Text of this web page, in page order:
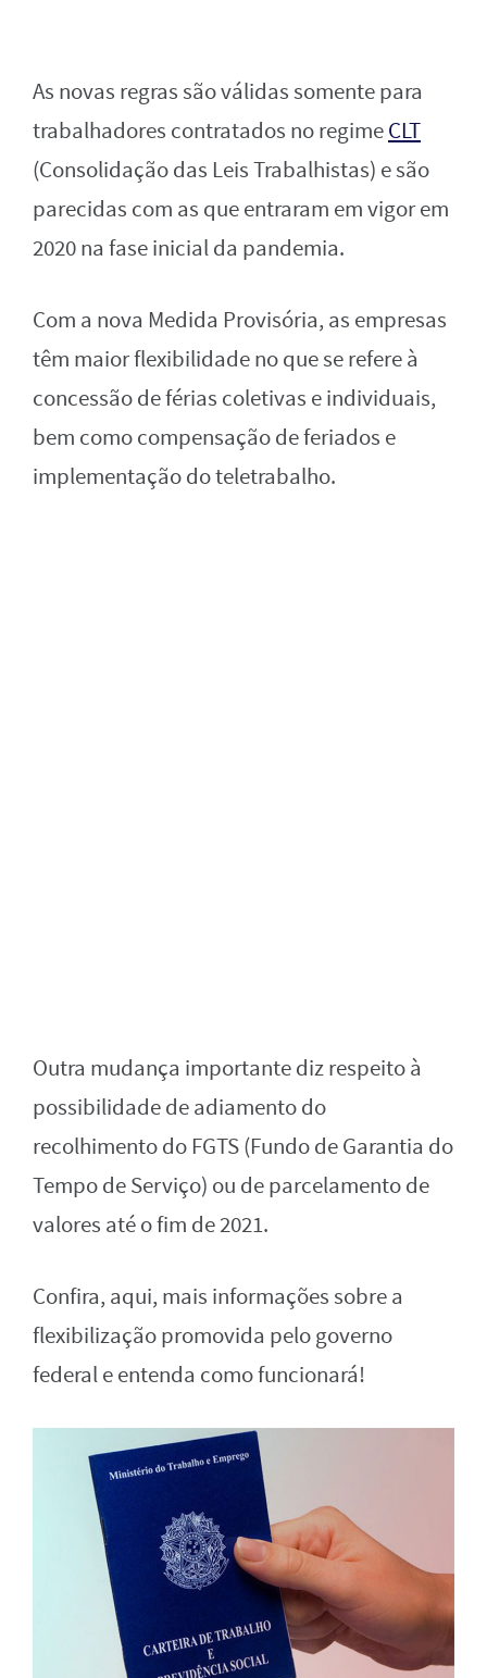
As novas regras são válidas somente para
trabalhadores contratados no regimeCLT
(Consolidação das Leis Trabalhistas) e são
parecidas com as que entraram em vigor em
2020 na fase inicial da pandemia.
Com a nova Medida Provisória, as empresas
têm maior flexibilidade no que se refere à
concessão de férias coletivas e individuais,
bem como compensação de feriados e
implementação do teletrabalho.
Outra mudança importante diz respeito à
possibilidade de adiamento do
recolhimento do FGTS (Fundo de Garantia do
Tempo de Serviço) ou de parcelamento de
valores até o fim de 2021.
Confira, aqui, mais informações sobre a
flexibilização promovida pelo governo
federal e entenda como funcionará!